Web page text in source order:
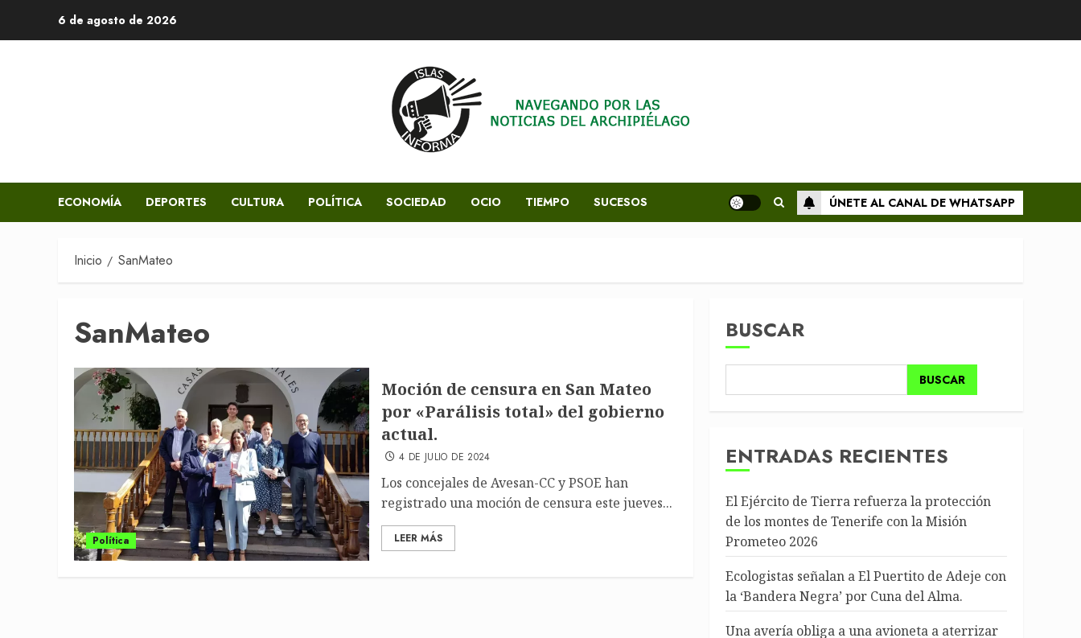
6 de agosto de 2026
ECONOMÍA DEPORTES CULTURA POLÍTICA SOCIEDAD OCIO TIEMPO SUCESOS ÚNETE AL CANAL DE WHATSAPP
Inicio SanMateo
SanMateo
Política
Moción de censura en San Mateo
por «Parálisis total» del gobierno
actual.
4 DE JULIO DE 2024
Los concejales de Avesan-CC y PSOE han
registrado una moción de censura este jueves...
LEER MÁS
BUSCAR
BUSCAR
ENTRADAS RECIENTES
El Ejército de Tierra refuerza la protección
de los montes de Tenerife con la Misión
Prometeo 2026
Ecologistas señalan a El Puertito de Adeje con
la ‘Bandera Negra’ por Cuna del Alma.
Una avería obliga a una avioneta a aterrizar